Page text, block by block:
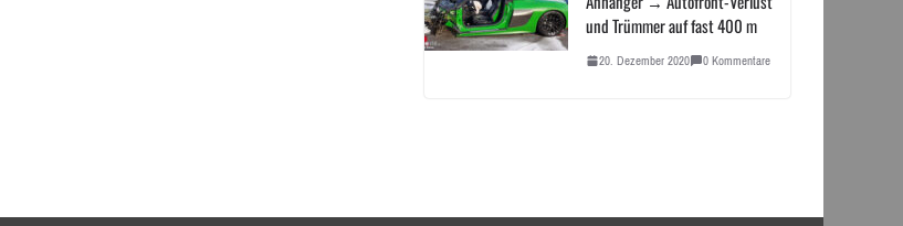
und Trümmer auf fast 400 m
20. Dezember 2020 0 Kommentare